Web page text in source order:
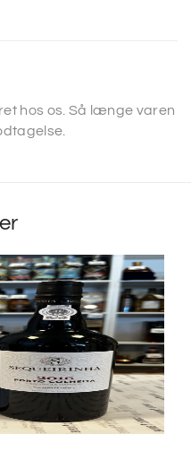
hos os. Så længe varen